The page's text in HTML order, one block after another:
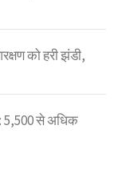
को हरी झंडी,
5,500 से अधिक